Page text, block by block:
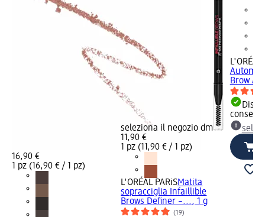
16,90 €
1 pz (16,90 € / 1 pz)
seleziona il negozio dm
11,90 €
1 pz (11,90 € / 1 pz)
L'ORÉAL PARiSMatita
sopracciglia Infaillible
Brows Definer –..., 1 g
(19)
L'ORÉAL
Brow